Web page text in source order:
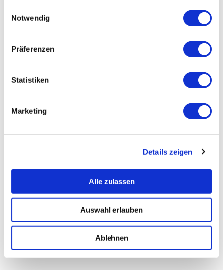
Notwendig
Präferenzen
Statistiken
Marketing
Details zeigen
Alle zulassen
Auswahl erlauben
Ablehnen